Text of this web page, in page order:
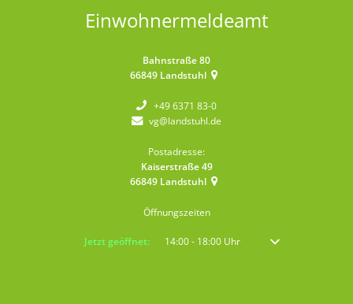
Einwohnermeldeamt
Bahnstraße 80
66849 Landstuhl
+49 6371 83-0
vg@landstuhl.de
Postadresse:
Kaiserstraße 49
66849 Landstuhl
Öffnungszeiten
Klicken, um weitere Öffnungs- oder Schließzeiten auszublenden
Jetzt geöffnet: 14:00- 18:00Uhr Von 14:00 bis 18:00